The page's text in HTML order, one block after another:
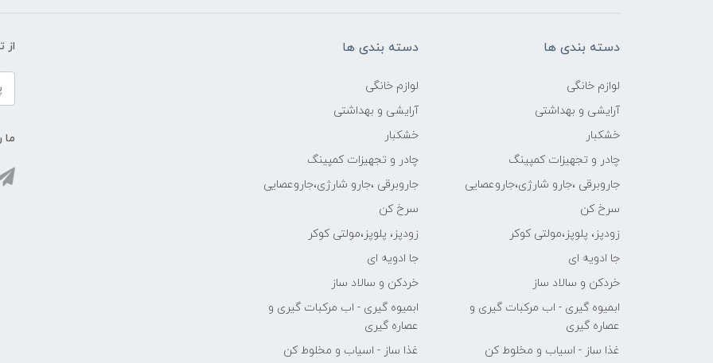
دسته بندی ها
لوازم خانگی
آرایشی و بهداشتی
خشکبار
چادر و تجهیزات کمپینگ
جاروبرقی ،جارو شارژی،جاروعصایی
سرخ کن
زودپز، پلوپز،مولتی کوکر
جا ادویه ای
خردکن و سالاد ساز
ابمیوه گیری - اب مرکبات گیری و
عصاره گیری
غذا ساز - اسیاب و مخلوط کن
دسته بندی ها
لوازم خانگی
آرایشی و بهداشتی
خشکبار
چادر و تجهیزات کمپینگ
جاروبرقی ،جارو شارژی،جاروعصایی
سرخ کن
زودپز، پلوپز،مولتی کوکر
جا ادویه ای
خردکن و سالاد ساز
ابمیوه گیری - اب مرکبات گیری و
عصاره گیری
غذا ساز - اسیاب و مخلوط کن
از
ما